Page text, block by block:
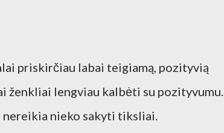
priskirčiau labai teigiamą, pozityvią
ženkliai lengviau kalbėti su pozityvumu.
nieko sakyti tiksliai.